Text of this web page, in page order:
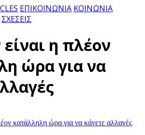
ΕΠΙΚΟΙΝΩΝΙΑ ΚΟΙΝΩΝΙΑ
ΣΧΕΣΕΙΣ
η πλέον
ώρα για να